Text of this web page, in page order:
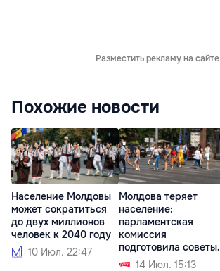
Разместить рекламу на сайте
Похожие новости
Население Молдовы
может сократиться
до двух миллионов
человек к 2040 году
10 Июл. 22:47
Молдова теряет
население:
парламентская
комиссия
подготовила советы
для кабмина
14 Июл. 15:13